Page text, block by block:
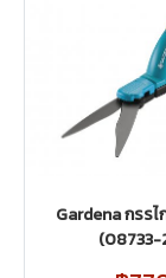
Gardena กรร
(08733-